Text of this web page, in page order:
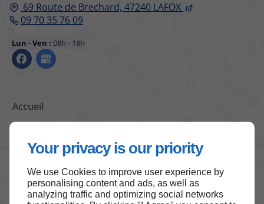
Your privacy is our priority
We use Cookies to improve user experience by
personalising content and ads, as well as
analyzing traffic and optimizing social networks
69 Route de Brechard, 47240 LAFOX
09 70 35 76 09
Lun - Ven : 08h - 18h
Accueil
Contactez-moi
Mentions légales